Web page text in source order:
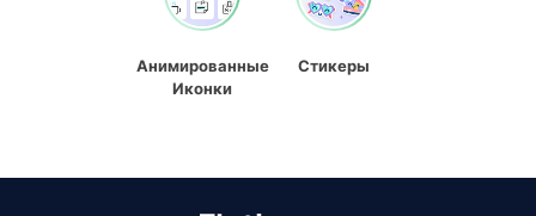
Анимированные
Иконки
Стикеры